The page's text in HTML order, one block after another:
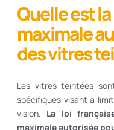
Quelle est
maximale
des vitres
Les vitres teintées
spécifiques visant à
vision. La loi
maximale autorisée